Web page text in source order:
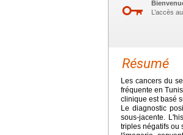
L’accès
Résumé
Les cancers du
fréquente en
clinique est basé
Le diagnostic
sous-jacente.
triples négatifs ou